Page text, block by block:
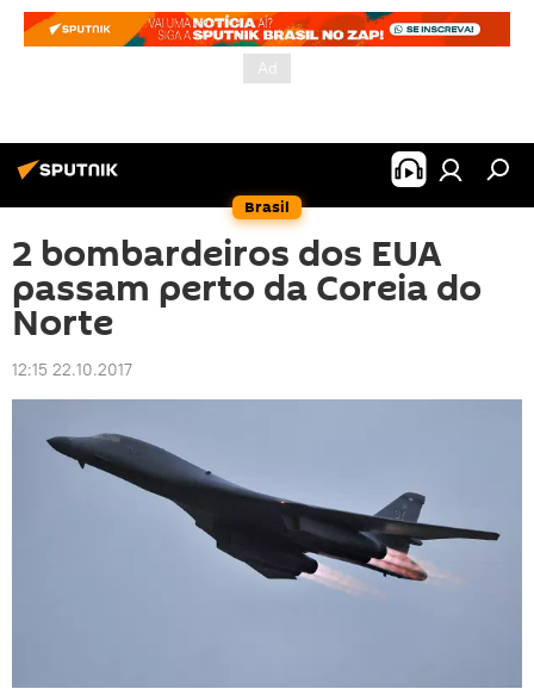
Brasil
2 bombardeiros dos EUA
passam perto da Coreia do
Norte
12:15 22.10.2017